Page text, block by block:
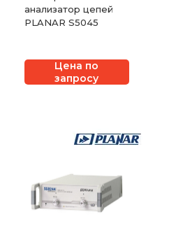
анализатор цепей
PLANAR S5045
Цена по
запросу